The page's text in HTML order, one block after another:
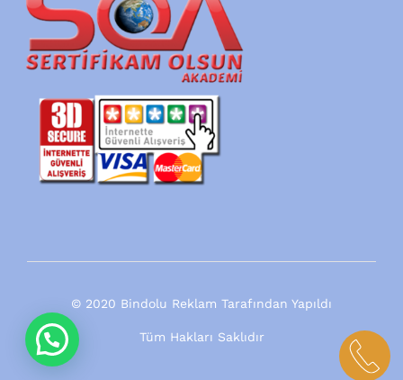
© 2020 Bindolu Reklam Tarafından Yapıldı
Tüm Hakları Saklıdır